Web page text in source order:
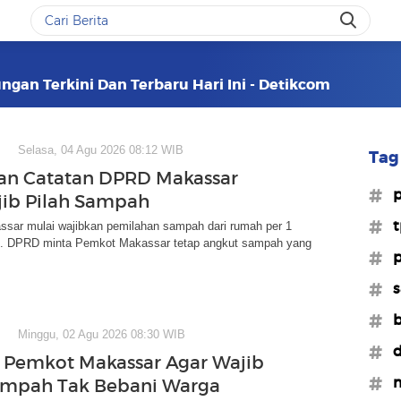
Terkini Dan Terbaru Hari Ini - Detikcom
Selasa, 04 Agu 2026 08:12 WIB
Catatan DPRD Makassar
Pilah Sampah
mulai wajibkan pemilahan sampah dari rumah per 1
DPRD minta Pemkot Makassar tetap angkut sampah yang
Minggu, 02 Agu 2026 08:30 WIB
Makassar Agar Wajib
Tak Bebani Warga